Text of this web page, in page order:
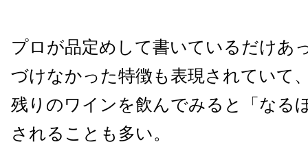
プロが品定めして書いているだけあ
づけなかった特徴も表現されていて
残りのワインを飲んでみると「なる
されることも多い。